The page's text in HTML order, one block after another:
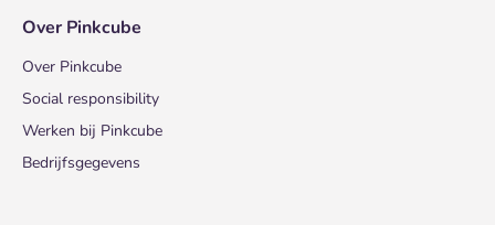
Over Pinkcube
Over Pinkcube
Social responsibility
Werken bij Pinkcube
Bedrijfsgegevens